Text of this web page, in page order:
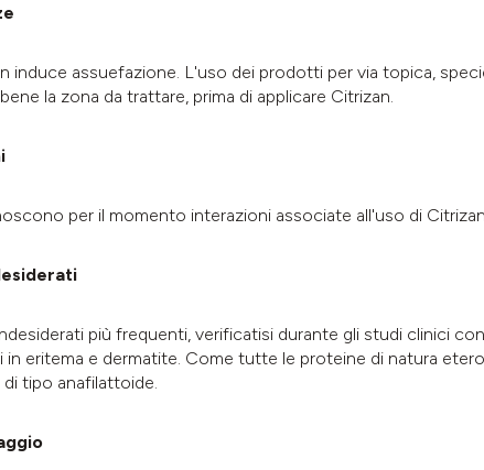
induce assuefazione. L'uso dei prodotti per via topica,
la zona da trattare, prima di applicare Citrizan.
per il momento interazioni associate all'uso di
più frequenti, verificatisi durante gli studi clinici
eritema e dermatite. Come tutte le proteine di natura
tipo anafilattoide.